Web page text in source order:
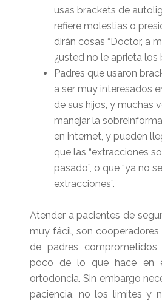
usas brackets de
refiere molestias o
dirán cosas “Doctor, a
¿usted no le aprieta los
Padres que usaron
a ser muy interesados
de sus hijos, y muchas
manejar la
en internet, y pueden
que las “extracciones
pasado”, o que “ya no
extracciones”.
Atender a pacientes de
muy fácil, son
de padres
poco de lo que hace en
ortodoncia. Sin embargo
paciencia, no los limites y